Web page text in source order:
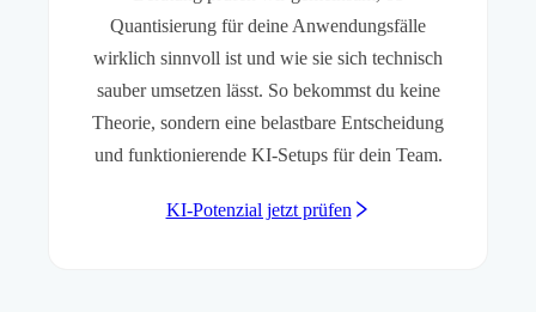
Quantisierung für deine Anwendungsfälle
wirklich sinnvoll ist und wie sie sich technisch
sauber umsetzen lässt. So bekommst du keine
Theorie, sondern eine belastbare Entscheidung
und funktionierende KI-Setups für dein Team.
KI-Potenzial jetzt prüfen